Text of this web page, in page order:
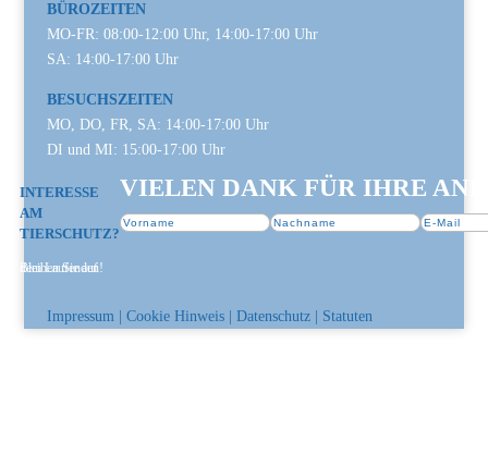
BÜROZEITEN
MO-FR: 08:00-12:00 Uhr, 14:00-17:00 Uhr
SA: 14:00-17:00 Uhr
BESUCHSZEITEN
MO, DO, FR, SA: 14:00-17:00 Uhr
DI und MI: 15:00-17:00 Uhr
INTERESSE
AM
TIERSCHUTZ?
Bleiben Sie auf dem Laufenden!
VIELEN DANK FÜR IHRE
Impressum| Cookie Hinweis| Datenschutz| Statuten